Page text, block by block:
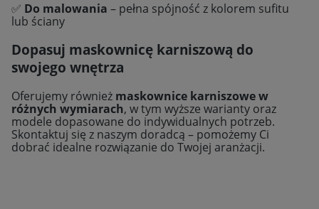
✅ Do malowania – pełna spójność z kolorem sufitu
lub ściany
Dopasuj maskownicę karniszową do
swojego wnętrza
Oferujemy również maskownice karniszowe w
różnych wymiarach, w tym wyższe warianty oraz
modele dopasowane do indywidualnych potrzeb.
Skontaktuj się z naszym doradcą – pomożemy Ci
dobrać idealne rozwiązanie do Twojej aranżacji.